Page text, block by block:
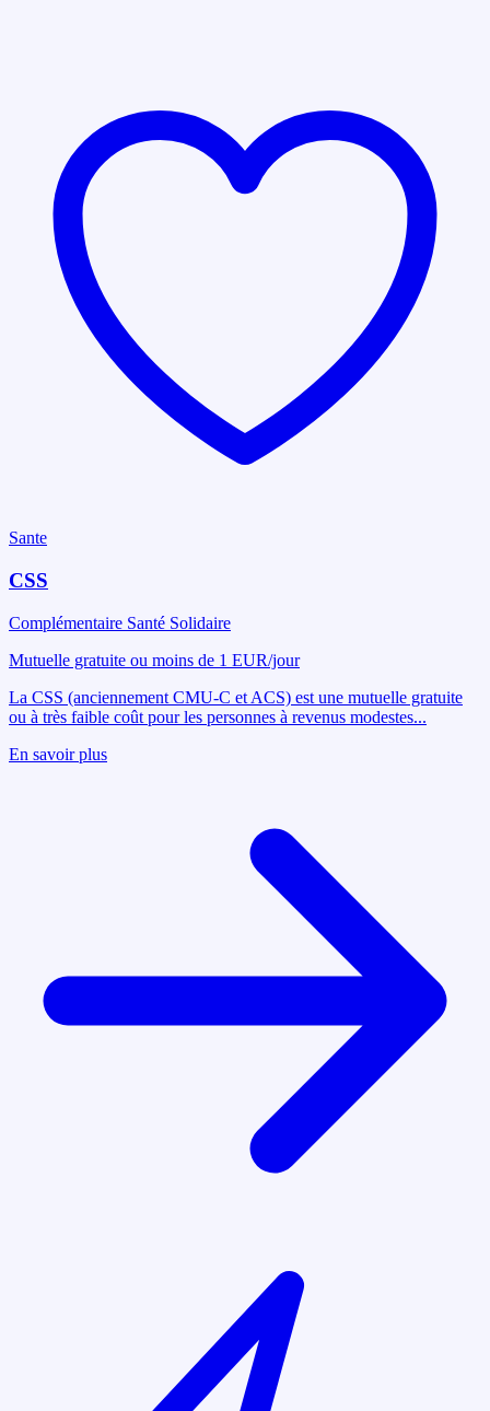
Sante
CSS
Complémentaire Santé Solidaire
Mutuelle gratuite ou moins de 1 EUR/jour
La CSS (anciennement CMU-C et ACS) est une mutuelle gratuite
ou à très faible coût pour les personnes à revenus modestes...
En savoir plus